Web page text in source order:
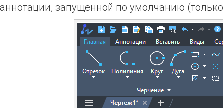
аннотации, запущенной по умолчанию